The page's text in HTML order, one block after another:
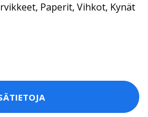
, Paperit, Vihkot, Kynät